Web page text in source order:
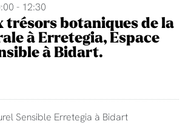
- 12:30
trésors botaniques de la
à Erretegia, Espace
à Bidart.
Sensible Erretegia à Bidart